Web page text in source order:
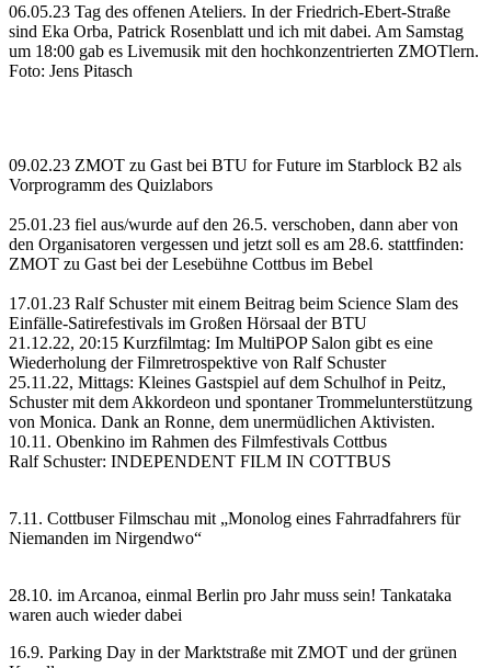
06.05.23 Tag des offenen Ateliers. In der Friedrich-Ebert-Straße
sind Eka Orba, Patrick Rosenblatt und ich mit dabei. Am Samstag
um 18:00 gab es Livemusik mit den hochkonzentrierten ZMOTlern.
Foto: Jens Pitasch
09.02.23 ZMOT zu Gast bei BTU for Future im Starblock B2 als
Vorprogramm des Quizlabors
25.01.23 fiel aus/wurde auf den 26.5. verschoben, dann aber von
den Organisatoren vergessen und jetzt soll es am 28.6. stattfinden:
ZMOT zu Gast bei der Lesebühne Cottbus im Bebel
17.01.23 Ralf Schuster mit einem Beitrag beim Science Slam des
Einfälle-Satirefestivals im Großen Hörsaal der BTU
21.12.22, 20:15 Kurzfilmtag: Im MultiPOP Salon gibt es eine
Wiederholung der Filmretrospektive von Ralf Schuster
25.11.22, Mittags: Kleines Gastspiel auf dem Schulhof in Peitz,
Schuster mit dem Akkordeon und spontaner Trommelunterstützung
von Monica. Dank an Ronne, dem unermüdlichen Aktivisten.
10.11. Obenkino im Rahmen des Filmfestivals Cottbus
Ralf Schuster: INDEPENDENT FILM IN COTTBUS
7.11. Cottbuser Filmschau mit „Monolog eines Fahrradfahrers für
Niemanden im Nirgendwo“
28.10. im Arcanoa, einmal Berlin pro Jahr muss sein! Tankataka
waren auch wieder dabei
16.9. Parking Day in der Marktstraße mit ZMOT und der grünen